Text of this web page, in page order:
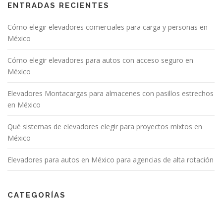
ENTRADAS RECIENTES
Cómo elegir elevadores comerciales para carga y personas en
México
Cómo elegir elevadores para autos con acceso seguro en
México
Elevadores Montacargas para almacenes con pasillos estrechos
en México
Qué sistemas de elevadores elegir para proyectos mixtos en
México
Elevadores para autos en México para agencias de alta rotación
CATEGORÍAS